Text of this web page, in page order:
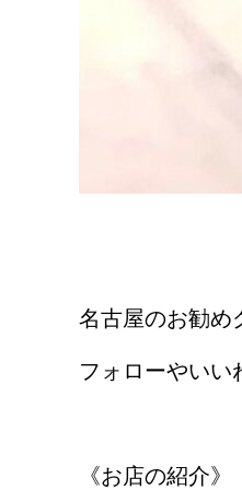
名古屋のお勧め
フォローやいい
《お店の紹介》